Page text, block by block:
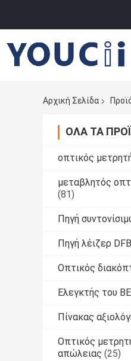
Αρχική Σελίδα
ΌΛΑ ΤΑ
οπτικός
μεταβλητός
(81)
Πηγή
Πηγή λέιζερ DFB
Οπτικός
Ελεγκτής του
Πίνακας
Οπτικός
απώλειας (25)